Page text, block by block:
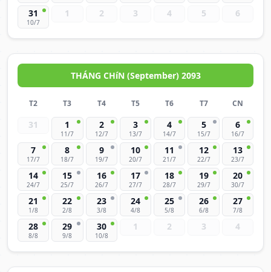
31
10/7
1 2 3 4 5 6
THÁNG CHíN (September) 2093
T2 T3 T4 T5 T6 T7 CN
31 1
11/7
2
12/7
3
13/7
4
14/7
5
15/7
6
16/7
7
17/7
8
18/7
9
19/7
10
20/7
11
21/7
12
22/7
13
23/7
14
24/7
15
25/7
16
26/7
17
27/7
18
28/7
19
29/7
20
30/7
21
1/8
22
2/8
23
3/8
24
4/8
25
5/8
26
6/8
27
7/8
28
8/8
29
9/8
30
10/8
1 2 3 4